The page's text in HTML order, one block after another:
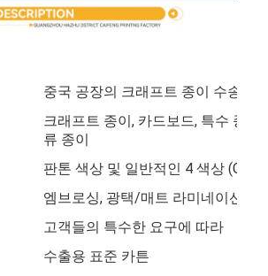
중국 공장의 크래프트 종이 수송 가
크래프트 종이, 카드보드, 특수 종이
류 종이
판톤 색상 및 일반적인 4 색상
엠브로싱, 광택/매트 라미네이션,
고객들의 특수한 요구에 따라
수출용 표준 카튼